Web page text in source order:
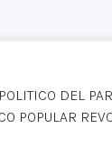
DEL
POPULAR